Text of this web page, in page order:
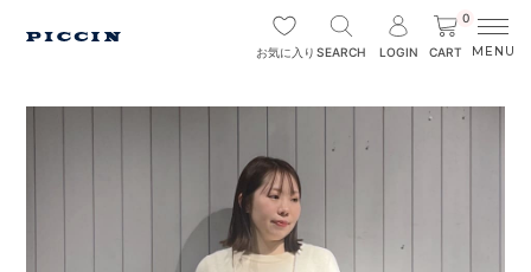
お気に入り SEARCH LOGIN
0
CART